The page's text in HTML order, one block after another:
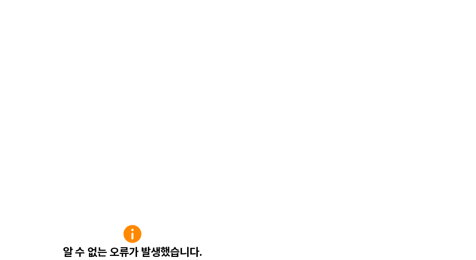
알 수 없는 오류가 발생했습니다.